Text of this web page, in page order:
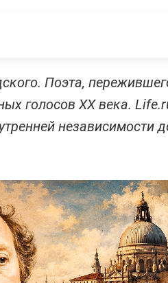
Поэта,
голосов XX века.
независимости